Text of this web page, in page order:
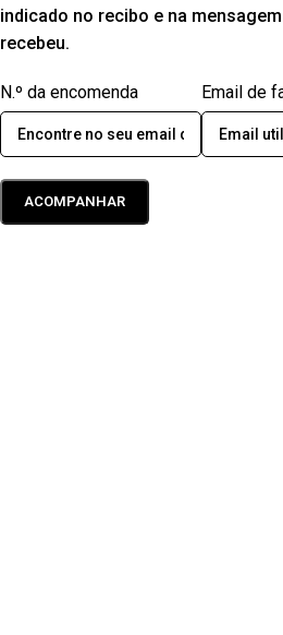
indicado no recibo e na
recebeu.
N.º da encomenda Email de
ACOMPANHAR